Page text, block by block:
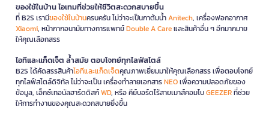
ของใช้ในบ้าน ไอเทมที่ช่วยให้ชีวิตสะดวกสบายขึ้น
ที่ B2S เรามีของใช้ในบ้านครบครัน ไม่ว่าจะเป็นกาต้มน้ำAnitech, เครื่องฟอกอากาศ
Xiaomi, หน้ากากอนามัยทางการแพทย์Double A Careและสินค้าอื่น ๆ อีกมากมาย
ให้คุณเลือกสรร
ไอทีและแก็ดเจ็ต ล้ำสมัย ตอบโจทย์ทุกไลฟ์สไตล์
B2S ได้คัดสรรสินค้าไอทีและแก็ดเจ็ตคุณภาพเยี่ยมมาให้คุณเลือกสรร เพื่อตอบโจทย์
ทุกไลฟ์สไตล์ดิจิทัล ไม่ว่าจะเป็น เครื่องทำลายเอกสารNEOเพื่อความปลอดภัยของ
ข้อมูล, เอ็กซ์เทอนัลฮาร์ดดิสก์WD, หรือ คีย์บอร์ดไร้สายเมาส์คอมโบGEEZERที่ช่วย
ให้การทำงานของคุณสะดวกสบายยิ่งขึ้น